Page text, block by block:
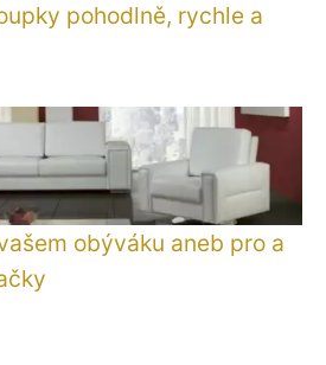
pohodlně, rychle a
obýváku aneb pro a